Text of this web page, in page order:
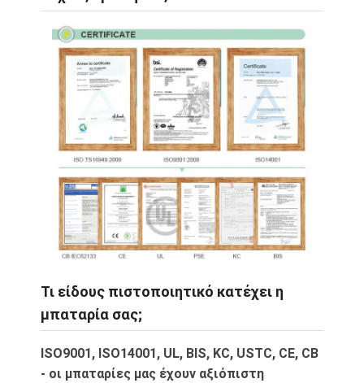
Τι είδους πιστοποιητικό κατέχει η
μπαταρία σας;
ISO9001, ISO14001, UL, BIS, KC, USTC, CE, CB
- οι μπαταρίες μας έχουν αξιόπιστη